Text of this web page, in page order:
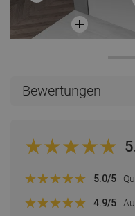
Bewertungen
5.0/5
4.9/5